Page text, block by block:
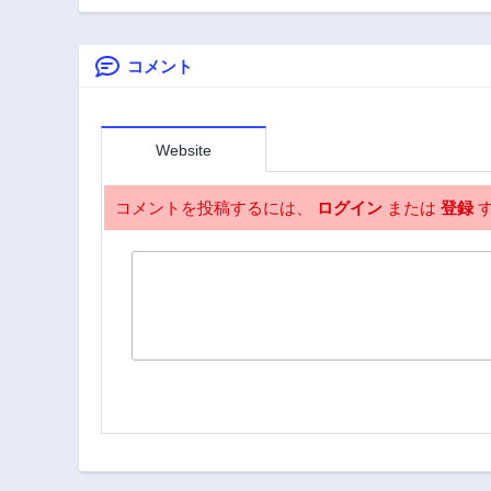
第23話
第8話
2年前
した
コメント
Website
コメントを投稿するには、 ログイン または 登録